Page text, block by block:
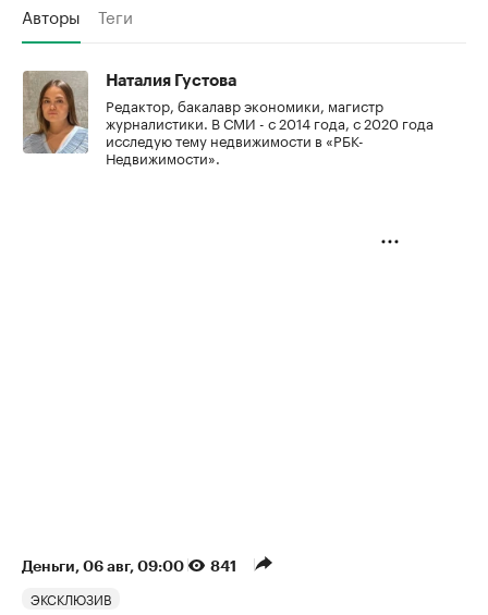
Авторы Теги
Наталия Густова
Редактор, бакалавр экономики, магистр
журналистики. В СМИ - с 2014 года, с 2020 года
исследую тему недвижимости в «РБК-
Недвижимости».
Деньги 06 авг, 09:00 841
ЭКСКЛЮЗИВ